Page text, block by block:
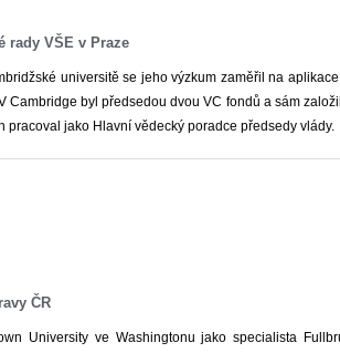
rady VŠE v Praze
universitě se jeho výzkum zaměřil na
byl předsedou dvou VC fondů a sám
jako Hlavní vědecký poradce předsedy vlády.
ČR
University ve Washingtonu jako specialista